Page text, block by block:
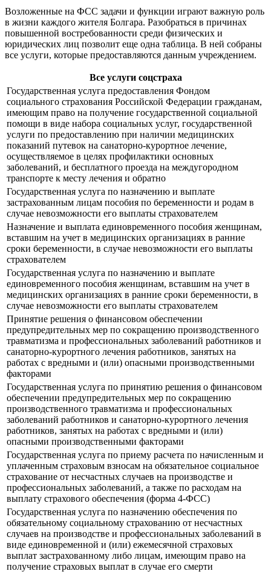
Возложенные на ФСС задачи и функции играют важную роль
в жизни каждого жителя Болгара. Разобраться в причинах
повышенной востребованности среди физических и
юридических лиц позволит еще одна таблица. В ней собраны
все услуги, которые предоставляются данным учреждением.
Все услуги соцстраха
Государственная услуга предоставления Фондом
социального страхования Российской Федерации гражданам,
имеющим право на получение государственной социальной
помощи в виде набора социальных услуг, государственной
услуги по предоставлению при наличии медицинских
показаний путевок на санаторно-курортное лечение,
осуществляемое в целях профилактики основных
заболеваний, и бесплатного проезда на междугородном
транспорте к месту лечения и обратно
Государственная услуга по назначению и выплате
застрахованным лицам пособия по беременности и родам в
случае невозможности его выплаты страхователем
Назначение и выплата единовременного пособия женщинам,
вставшим на учет в медицинских организациях в ранние
сроки беременности, в случае невозможности его выплаты
страхователем
Государственная услуга по назначению и выплате
единовременного пособия женщинам, вставшим на учет в
медицинских организациях в ранние сроки беременности, в
случае невозможности его выплаты страхователем
Принятие решения о финансовом обеспечении
предупредительных мер по сокращению производственного
травматизма и профессиональных заболеваний работников и
санаторно-курортного лечения работников, занятых на
работах с вредными и (или) опасными производственными
факторами
Государственная услуга по принятию решения о финансовом
обеспечении предупредительных мер по сокращению
производственного травматизма и профессиональных
заболеваний работников и санаторно-курортного лечения
работников, занятых на работах с вредными и (или)
опасными производственными факторами
Государственная услуга по приему расчета по начисленным и
уплаченным страховым взносам на обязательное социальное
страхование от несчастных случаев на производстве и
профессиональных заболеваний, а также по расходам на
выплату страхового обеспечения (форма 4-ФСС)
Государственная услуга по назначению обеспечения по
обязательному социальному страхованию от несчастных
случаев на производстве и профессиональных заболеваний в
виде единовременной и (или) ежемесячной страховых
выплат застрахованному либо лицам, имеющим право на
получение страховых выплат в случае его смерти